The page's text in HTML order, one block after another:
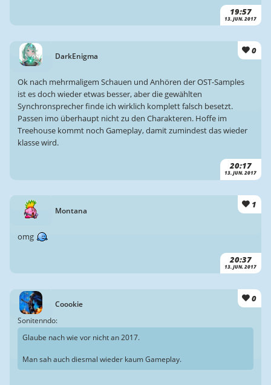
19:57
13. JUN. 2017
DarkEnigma
0
20:17
13. JUN. 2017
Ok nach mehrmaligem Schauen und Anhören der OST-Samples
ist es doch wieder etwas besser, aber die gewählten
Synchronsprecher finde ich wirklich komplett falsch besetzt.
Passen imo überhaupt nicht zu den Charakteren. Hoffe im
Treehouse kommt noch Gameplay, damit zumindest das wieder
klasse wird.
Montana
1
20:37
13. JUN. 2017
omg
Coookie
0
Sonitenndo:
Glaube nach wie vor nicht an 2017.
Man sah auch diesmal wieder kaum Gameplay.